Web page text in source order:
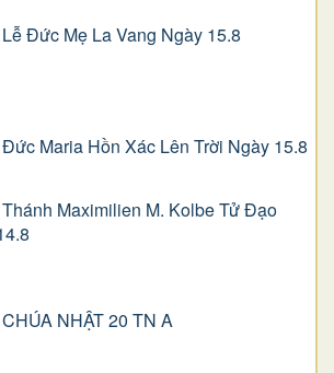
Đức Mẹ La Vang Ngày 15.8
Maria Hồn Xác Lên Trời Ngày 15.8
Maximilien M. Kolbe Tử Đạo
NHẬT 20 TN A